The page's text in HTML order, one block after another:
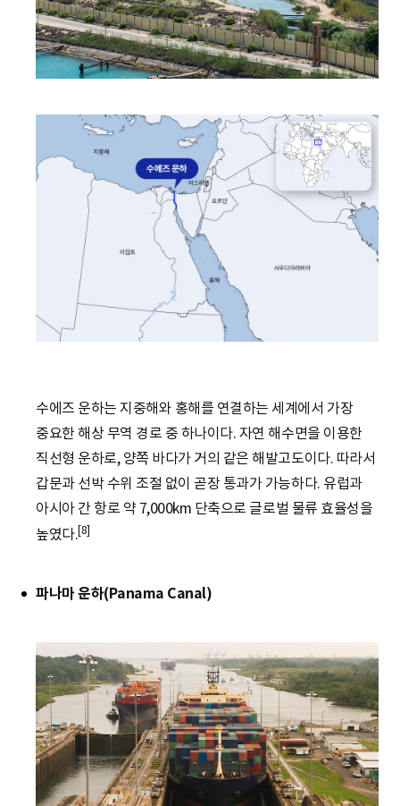
수에즈 운하는 지중해와 홍해를 연결하는 세계에서 가장
중요한 해상 무역 경로 중 하나이다. 자연 해수면을 이용한
직선형 운하로, 양쪽 바다가 거의 같은 해발고도이다. 따라서
갑문과 선박 수위 조절 없이 곧장 통과가 가능하다. 유럽과
아시아 간 항로 약 7,000km 단축으로 글로벌 물류 효율성을
높였다.[8]
파나마 운하(Panama Canal)